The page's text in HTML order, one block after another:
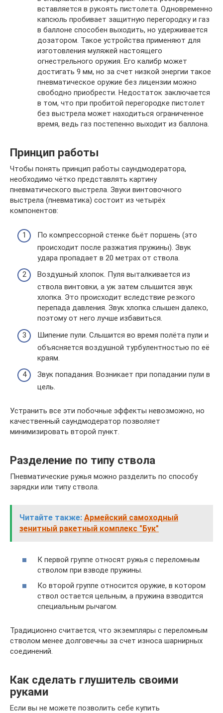
вставляется в рукоять пистолета. Одновременно
капсюль пробивает защитную перегородку и газ
в баллоне способен выходить, но удерживается
дозатором. Такое устройства применяют для
изготовления муляжей настоящего
огнестрельного оружия. Его калибр может
достигать 9 мм, но за счет низкой энергии такое
пневматическое оружие без лицензии можно
свободно приобрести. Недостаток заключается
в том, что при пробитой перегородке пистолет
без выстрела может находиться ограниченное
время, ведь газ постепенно выходит из баллона.
Принцип работы
Чтобы понять принцип работы саундмодератора,
необходимо чётко представлять картину
пневматического выстрела. Звуки винтовочного
выстрела (пневматика) состоит из четырёх
компонентов:
По компрессорной стенке бьёт поршень (это
происходит после разжатия пружины). Звук
удара пропадает в 20 метрах от ствола.
Воздушный хлопок. Пуля выталкивается из
ствола винтовки, а уж затем слышится звук
хлопка. Это происходит вследствие резкого
перепада давления. Звук хлопка слышен далеко,
поэтому от него лучше избавиться.
Шипение пули. Слышится во время полёта пули и
объясняется воздушной турбулентностью по её
краям.
Звук попадания. Возникает при попадании пули в
цель.
Устранить все эти побочные эффекты невозможно, но
качественный саундмодератор позволяет
минимизировать второй пункт.
Разделение по типу ствола
Пневматические ружья можно разделить по способу
зарядки или типу ствола.
Читайте также: Армейский самоходный
зенитный ракетный комплекс "Бук"
К первой группе относят ружья с переломным
стволом при взводе пружины.
Ко второй группе относится оружие, в котором
ствол остается цельным, а пружина взводится
специальным рычагом.
Традиционно считается, что экземпляры с переломным
стволом менее долговечны за счет износа шарнирных
соединений.
Как сделать глушитель своими
руками
Если вы не можете позволить себе купить